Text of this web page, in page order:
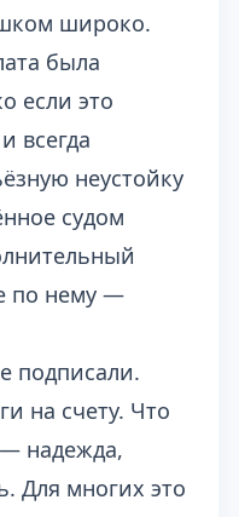
широко.
была
если это
всегда
неустойку
судом
по нему —
подписали.
на счету. Что
надежда,
Для многих это